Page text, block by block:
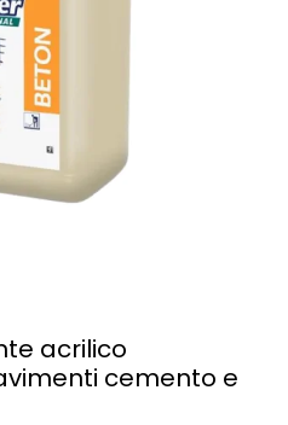
acrilico
cemento e